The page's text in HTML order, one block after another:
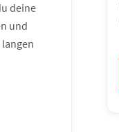
deine
und